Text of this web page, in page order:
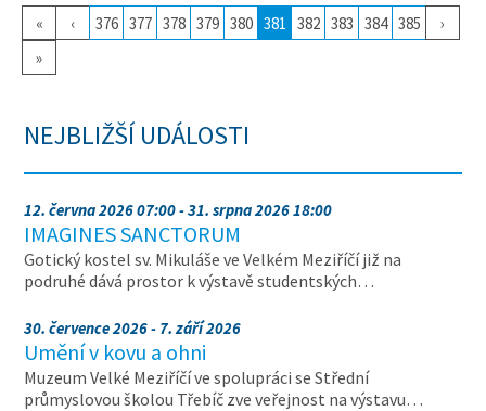
« ‹ 376 377 378 379 380 381 382 383 384 385
›
»
NEJBLIŽŠÍ UDÁLOSTI
12. června 2026 07:00 - 31. srpna 2026 18:00
IMAGINES SANCTORUM
Gotický kostel sv. Mikuláše ve Velkém Meziříčí již na
podruhé dává prostor k výstavě studentských…
30. července 2026 - 7. září 2026
Umění v kovu a ohni
Muzeum Velké Meziříčí ve spolupráci se Střední
průmyslovou školou Třebíč zve veřejnost na výstavu…